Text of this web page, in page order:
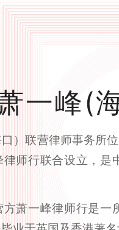
一峰(
）联营律师事务所
律师行联合设立，
萧一峰律师行是一